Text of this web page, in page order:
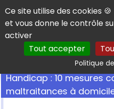
Panneau de gestion des
Ce site utilise des cookies 🍪
et vous donne le contrôle
activer
Tout accepter
Politique
Handicap : 10 mesures
maltraitances à